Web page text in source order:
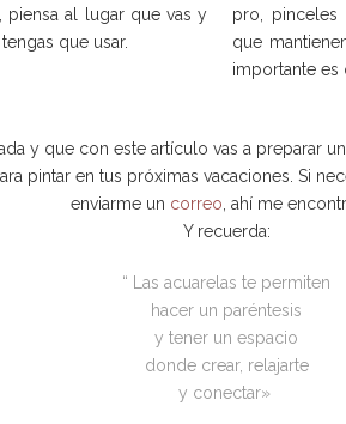
al lugar que vas y
que usar.
pro, pinceles
que
importante es
y que con este artículo vas a preparar
pintar en tus próximas vacaciones. Si
enviarme un correo, ahí me
Y recuerda:
“ Las acuarelas te permiten
hacer un paréntesis
y tener un espacio
donde crear, relajarte
y conectar»